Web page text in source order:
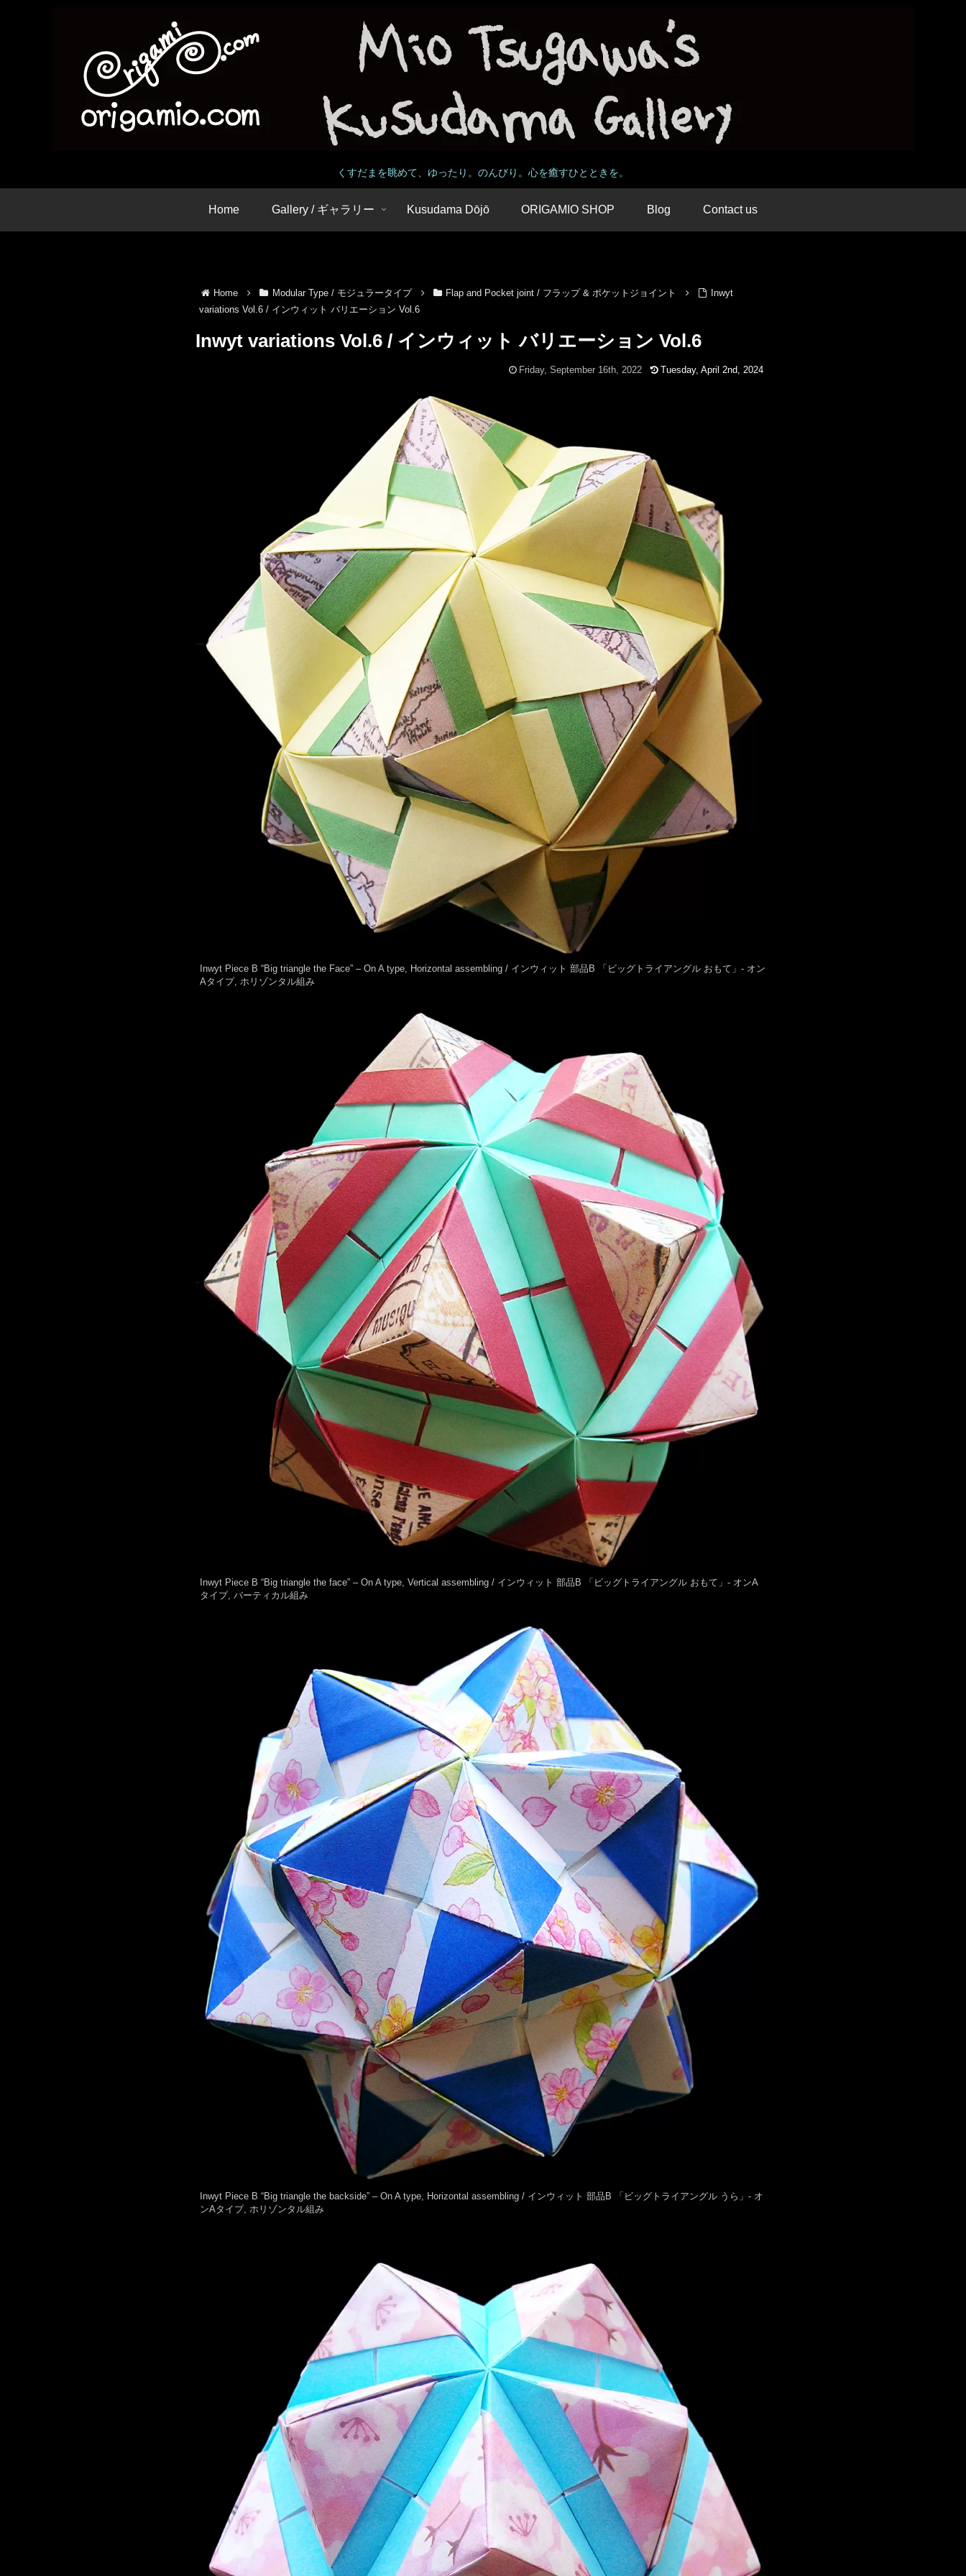
くすだまを眺めて、ゆったり。のんびり。心を癒すひとときを。
Home Gallery / ギャラリー Kusudama Dōjō ORIGAMIO SHOP Blog Contact us
Home Modular Type / モジュラータイプ Flap and Pocket joint / フラップ & ポケットジョイント
Inwyt
variations Vol.6 / インウィット バリエーション Vol.6
Inwyt variations Vol.6 / インウィット バリエーション Vol.6
Friday, September 16th, 2022 Tuesday, April 2nd, 2024
Inwyt Piece B “Big triangle the Face” – On A type, Horizontal assembling / インウィット 部品B 「ビッグトライアングル おもて」- オン
Aタイプ, ホリゾンタル組み
Inwyt Piece B “Big triangle the face” – On A type, Vertical assembling / インウィット 部品B 「ビッグトライアングル おもて」- オンA
タイプ, バーティカル組み
Inwyt Piece B “Big triangle the backside” – On A type, Horizontal assembling / インウィット 部品B 「ビッグトライアングル うら」- オ
ンAタイプ, ホリゾンタル組み